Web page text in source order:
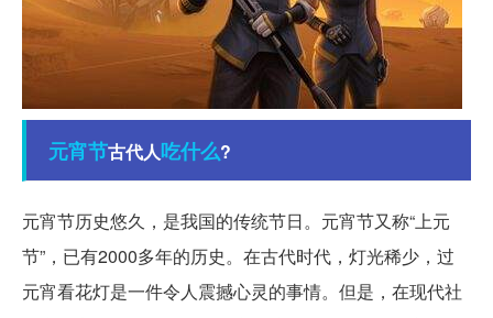
元宵节古代人吃什么?
元宵节历史悠久，是我国的传统节日。元宵节又称“上元
节”，已有2000多年的历史。在古代时代，灯光稀少，过
元宵看花灯是一件令人震撼心灵的事情。但是，在现代社